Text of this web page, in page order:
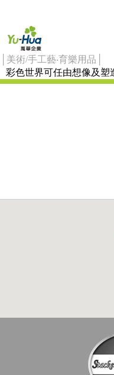
│美術/手工藝‧育樂用品│
彩色世界可任由想像及塑